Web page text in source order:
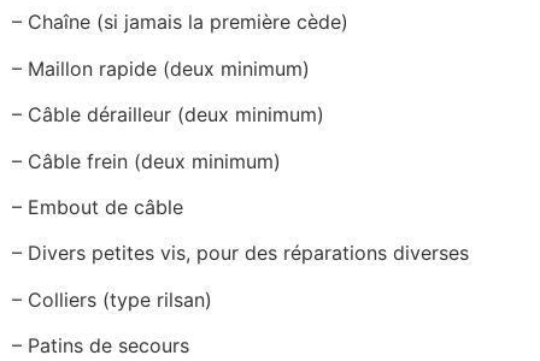
– Chaîne (si jamais la première cède)
– Maillon rapide (deux minimum)
– Câble dérailleur (deux minimum)
– Câble frein (deux minimum)
– Embout de câble
– Divers petites vis, pour des réparations diverses
– Colliers (type rilsan)
– Patins de secours